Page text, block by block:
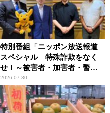
特別番組「ニッポン放送報道
スペシャル 特殊詐欺をなく
せ！～被害者・加害者・警視
庁が語るトクリュウの実態
～」放送
2026.07.30